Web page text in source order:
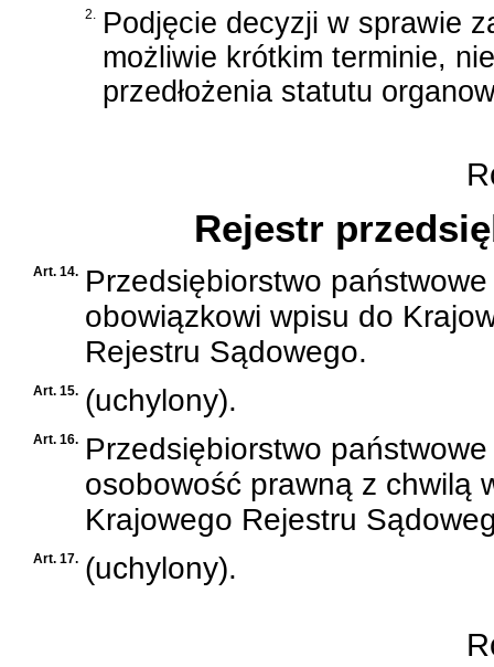
2.
Podjęcie decyzji w sprawie
możliwie krótkim terminie,
przedłożenia statutu
Rejestr
Art. 14. Przedsiębiorstwo
obowiązkowi wpisu do
Rejestru Sądowego.
Art. 15. (uchylony).
Art. 16. Przedsiębiorstwo
osobowość prawną z chwilą
Krajowego Rejestru
Art. 17. (uchylony).